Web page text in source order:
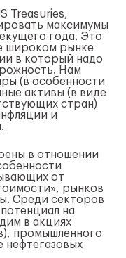
Treasuries,
максимумы
года. Это
широком рынке
в который надо
Нам
(в особенности
активы (в виде
стран)
и
в отношении
от
рынков
Среди секторов
на
в акциях
промышленного
нефтегазовых